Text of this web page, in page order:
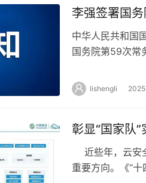
李强签署国
中华人民共和国
国务院第59次
lishengli
彰显“国家队
近些年，云安
重要方向。《“